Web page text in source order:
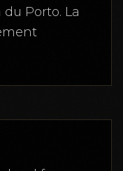
Porto. La